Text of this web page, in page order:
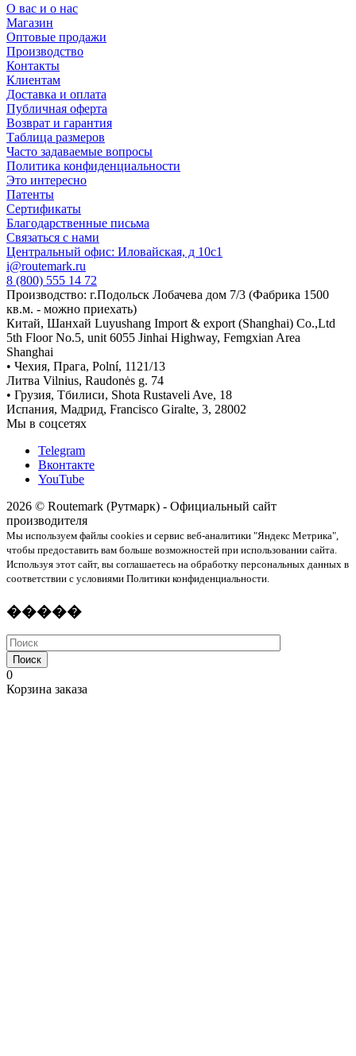
О вас и о нас
Магазин
Оптовые продажи
Производство
Контакты
Клиентам
Доставка и оплата
Публичная оферта
Возврат и гарантия
Таблица размеров
Часто задаваемые вопросы
Политика конфиденциальности
Это интересно
Патенты
Сертификаты
Благодарственные письма
Связаться с нами
Центральный офис: Иловайская, д 10с1
i@routemark.ru
8 (800) 555 14 72
Производство: г.Подольск Лобачева дом 7/3 (Фабрика 1500
кв.м. - можно приехать)
Китай, Шанхай Luyushang Import & export (Shanghai) Co.,Ltd
5th Floor No.5, unit 6055 Jinhai Highway, Femgxian Area
Shanghai
• Чехия, Прага, Polní, 1121/13
Литва Vilnius, Raudonės g. 74
• Грузия, Тбилиси, Shota Rustaveli Ave, 18
Испания, Мадрид, Francisco Giralte, 3, 28002
Мы в соцсетях
Telegram
Вконтакте
YouTube
2026 © Routemark (Рутмарк) - Официальный сайт
производителя
Мы используем файлы cookies и сервис веб-аналитики "Яндекс Метрика",
чтобы предоставить вам больше возможностей при использовании сайта.
Используя этот сайт, вы соглашаетесь на обработку персональных данных в
соответствии с условиями Политики конфиденциальности.
�����
Поиск
0
Корзина заказа